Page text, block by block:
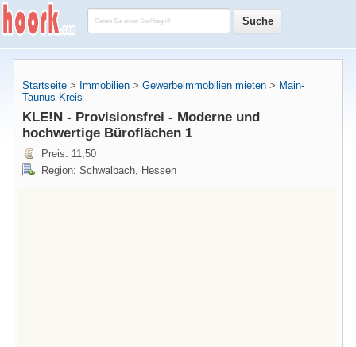
Startseite > Immobilien > Gewerbeimmobilien mieten > Main-
Taunus-Kreis
KLE!N - Provisionsfrei - Moderne und
hochwertige Büroflächen 1
Preis: 11,50
Region: Schwalbach, Hessen